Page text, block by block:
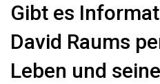
Gibt es
David Raums
Leben und